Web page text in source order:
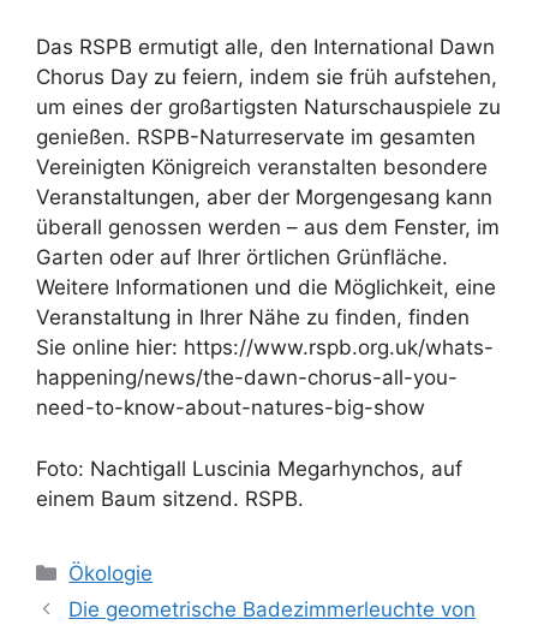
Das RSPB ermutigt alle, den International Dawn
Chorus Day zu feiern, indem sie früh aufstehen,
um eines der großartigsten Naturschauspiele zu
genießen. RSPB-Naturreservate im gesamten
Vereinigten Königreich veranstalten besondere
Veranstaltungen, aber der Morgengesang kann
überall genossen werden – aus dem Fenster, im
Garten oder auf Ihrer örtlichen Grünfläche.
Weitere Informationen und die Möglichkeit, eine
Veranstaltung in Ihrer Nähe zu finden, finden
Sie online hier: https://www.rspb.org.uk/whats-
happening/news/the-dawn-chorus-all-you-
need-to-know-about-natures-big-show
Foto: Nachtigall Luscinia Megarhynchos, auf
einem Baum sitzend. RSPB.
Kategorien
Ökologie
Die geometrische Badezimmerleuchte von